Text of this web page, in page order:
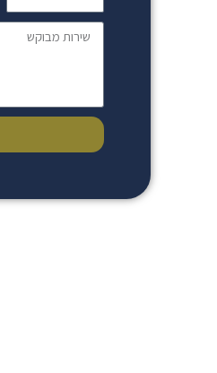
שירות